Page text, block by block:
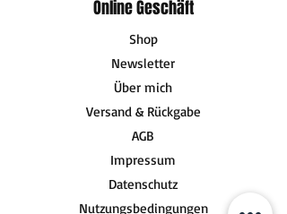
Online Geschäft
Shop
Newsletter
Über mich
Versand & Rückgabe
AGB
Impressum
Datenschutz
Nutzungsbedingungen